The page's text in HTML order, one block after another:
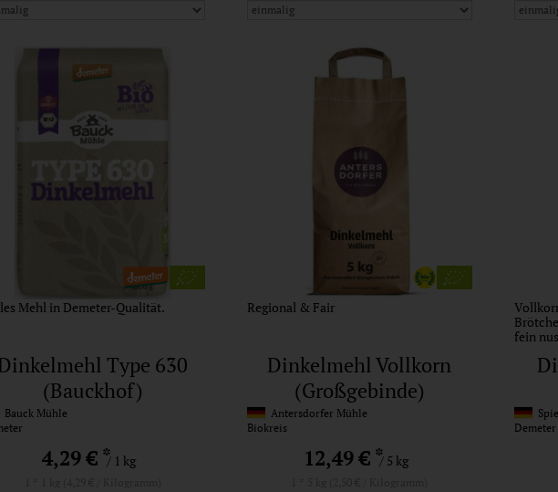
Mehl in Demeter-Qualität.
Type 630
(Bauckhof)
Mühle
4,29 € */ 1 kg
Regional & Fair
Dinkelmehl Vollkorn
(Großgebinde)
Antersdorfer Mühle
Biokreis
12,49 €*/ 5 kg
fein
Demeter